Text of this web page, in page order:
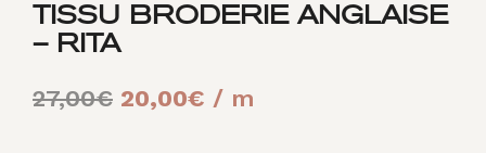
TISSU BRODERIE ANGLAISE
– RITA
27,00€ Le
20,00€ Le
/ m